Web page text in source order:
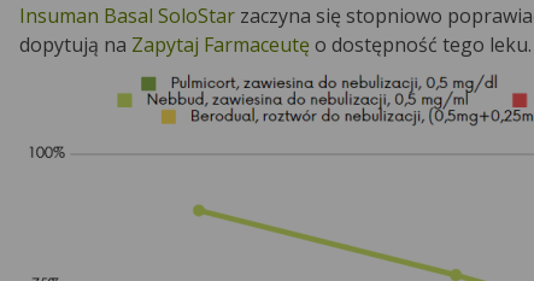
Insuman Basal SoloStar zaczyna się stopniowo
dopytują na Zapytaj Farmaceutę o dostępność tego